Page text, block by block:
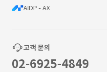
AIDP - AX
고객 문의
02-6925-4849